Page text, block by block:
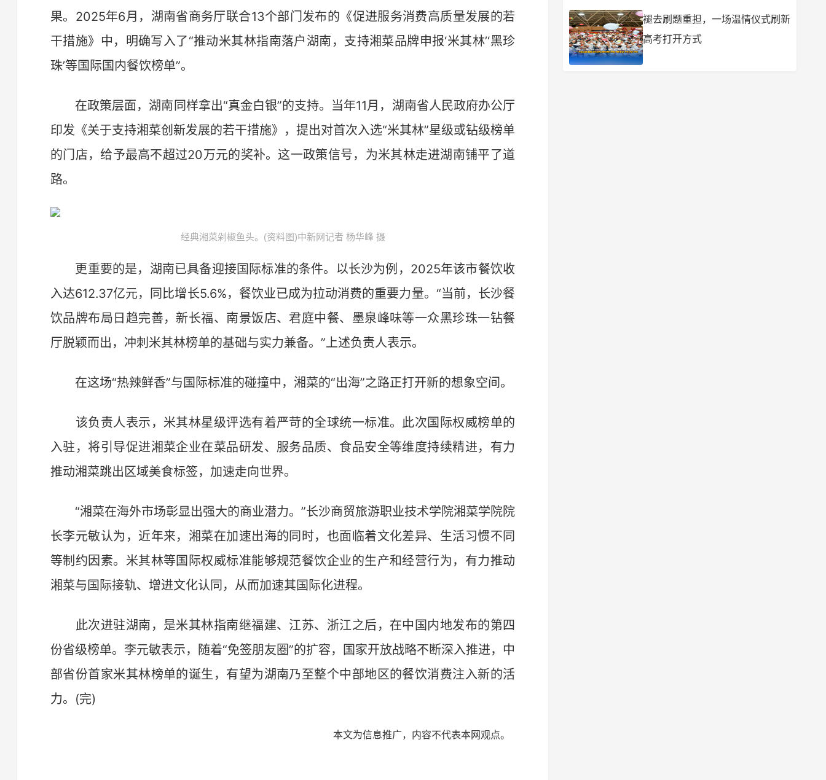
果。2025年6月，湖南省商务厅联合13个部门发布的《促进服务消费高质量发展的若
干措施》中，明确写入了“推动米其林指南落户湖南，支持湘菜品牌申报‘米其林’‘黑珍
珠’等国际国内餐饮榜单”。
在政策层面，湖南同样拿出“真金白银”的支持。当年11月，湖南省人民政府办公厅
印发《关于支持湘菜创新发展的若干措施》，提出对首次入选“米其林”星级或钻级榜单
的门店，给予最高不超过20万元的奖补。这一政策信号，为米其林走进湖南铺平了道
路。
经典湘菜剁椒鱼头。(资料图)中新网记者 杨华峰 摄
更重要的是，湖南已具备迎接国际标准的条件。以长沙为例，2025年该市餐饮收
入达612.37亿元，同比增长5.6%，餐饮业已成为拉动消费的重要力量。“当前，长沙餐
饮品牌布局日趋完善，新长福、南景饭店、君庭中餐、墨泉峰味等一众黑珍珠一钻餐
厅脱颖而出，冲刺米其林榜单的基础与实力兼备。”上述负责人表示。
在这场“热辣鲜香”与国际标准的碰撞中，湘菜的“出海”之路正打开新的想象空间。
该负责人表示，米其林星级评选有着严苛的全球统一标准。此次国际权威榜单的
入驻，将引导促进湘菜企业在菜品研发、服务品质、食品安全等维度持续精进，有力
推动湘菜跳出区域美食标签，加速走向世界。
“湘菜在海外市场彰显出强大的商业潜力。”长沙商贸旅游职业技术学院湘菜学院院
长李元敏认为，近年来，湘菜在加速出海的同时，也面临着文化差异、生活习惯不同
等制约因素。米其林等国际权威标准能够规范餐饮企业的生产和经营行为，有力推动
湘菜与国际接轨、增进文化认同，从而加速其国际化进程。
此次进驻湖南，是米其林指南继福建、江苏、浙江之后，在中国内地发布的第四
份省级榜单。李元敏表示，随着“免签朋友圈”的扩容，国家开放战略不断深入推进，中
部省份首家米其林榜单的诞生，有望为湖南乃至整个中部地区的餐饮消费注入新的活
力。(完)
本文为信息推广，内容不代表本网观点。
褪去刷题重担，一场温情仪式刷新
高考打开方式